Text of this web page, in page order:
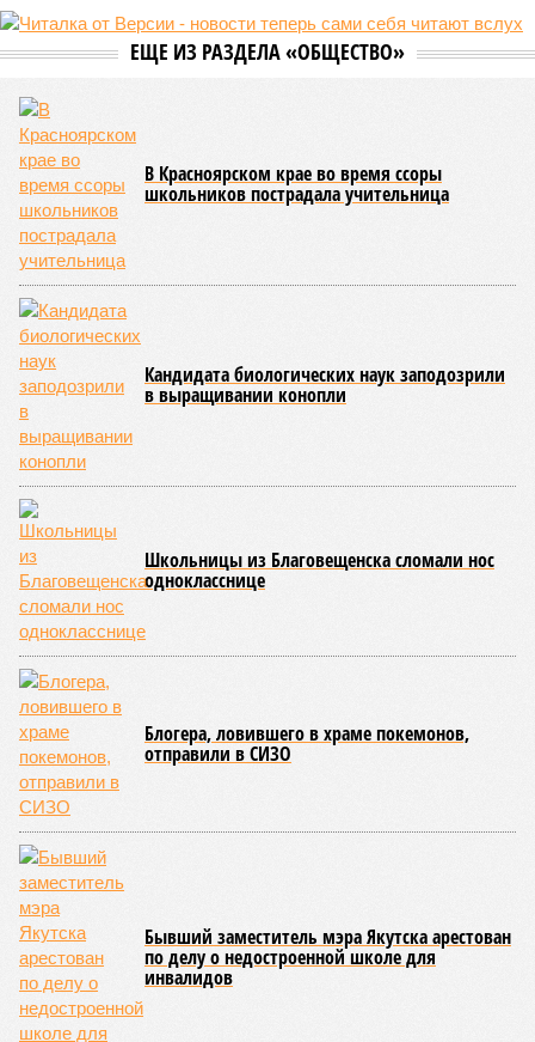
массовые катастрофы в прошлом – какими они были? Какие
ждут нас со дня на день и чем грозят?
Рассказ
последствия очередного апокалипсиса, искусственно
вызванного группой биологов, называется «Конец всей
этой мерзости». В реальной жизни участия пытливых
исследователей в организации конца света может не
понадобиться: природа сама разберётся, как и где
уменьшить масштабы человеческой популяции.
(фото: en.wikipedia.org)
Да, наша любимая маленькая планета может быть
единственной, где в пределах Солнечной системы есть
полноценная жизнь, но Земля также регулярно пытается
эту жизнь уничтожить. Так уж вышло, что внутренние
процессы на планете включают в себя всевозможные
геологические, метеорологические и физические явления,
которые для человека довольно опасны. Или попросту
смертельны. И вот несколько тому примеров.
Все стихии сразу
Около 100 лет назад в Поднебесной приключилось то, что
у нас назвали бы тридцатью тремя несчастьями. Страну
последовательно поразили: многолетняя засуха, страшный
паводок, невероятные ливни. Несколько миллионов
человек не пережили этот разгул стихий. Вот что тогда
приключилось.
Зима 1931 года выдалась в Китае чрезвычайно
продолжительной и суровой. Снега образовалось огромное
количество – казалось бы, хороший знак после периода
великой суши, продолжавшегося с 1928-го. Но всё
обратилось катастрофой. Снег растаял, устремился в реки,
начался небывалый паводок, быстро обернувшийся
страшным наводнением, которое обильные весенние ливни
только усугубили. К июню всё это преобразовалось в
массовый потоп, в июле же Китай в дополнение накрыло
сразу девятью циклонами. Последствия оказались